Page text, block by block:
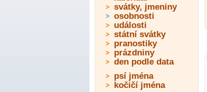
svátky, jmeniny
osobnosti
události
státní svátky
pranostiky
prázdniny
den podle data
psí jména
kočičí jména